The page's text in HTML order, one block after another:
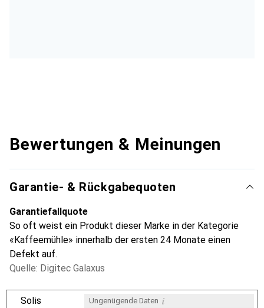
Bewertungen & Meinungen
Garantie- & Rückgabequoten
Garantiefallquote
So oft weist ein Produkt dieser Marke in der Kategorie
«Kaffeemühle» innerhalb der ersten 24 Monate einen
Defekt auf.
Quelle: Digitec Galaxus
Solis Ungenügende Daten i